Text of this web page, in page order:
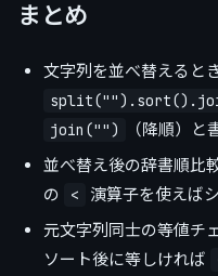
まとめ
文字列を並べ替えると
join("") （降順）と
並べ替え後の辞書順比
の
<
演算子を使えば
元文字列同士の等値チ
ソート後に等しければ